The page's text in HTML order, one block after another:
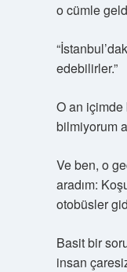
o cümle
edebilirler.”
O an içimde
bilmiyorum
Ve ben, o
aradım:
otobüsler
Basit bir
insan